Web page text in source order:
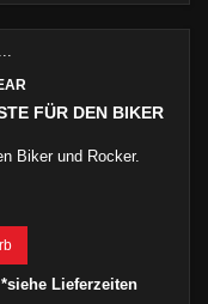
FÜR DEN BIKER
Biker und Rocker.
Lieferzeiten